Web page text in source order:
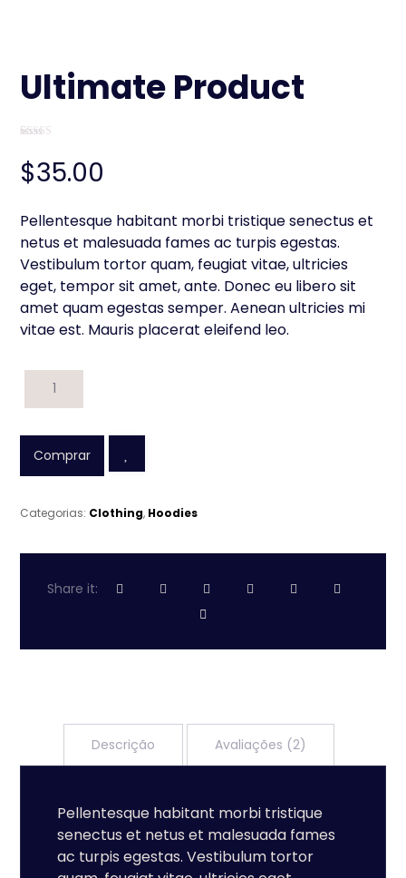
Ultimate Product
o como
3.00de
5, com
avaliaçõ
es de
$35.00
Pellentesque habitant morbi tristique senectus et
netus et malesuada fames ac turpis egestas.
Vestibulum tortor quam, feugiat vitae, ultricies
eget, tempor sit amet, ante. Donec eu libero sit
amet quam egestas semper. Aenean ultricies mi
vitae est. Mauris placerat eleifend leo.
Comprar
Categorias: Clothing, Hoodies
Descrição Avaliações (2)
Pellentesque habitant morbi tristique
senectus et netus et malesuada fames
ac turpis egestas. Vestibulum tortor